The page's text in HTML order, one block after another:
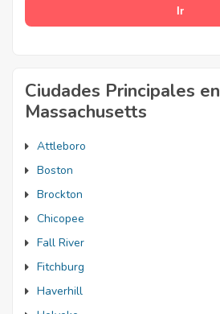
Ciudades Principales en
Massachusetts
Attleboro
Boston
Brockton
Chicopee
Fall River
Fitchburg
Haverhill